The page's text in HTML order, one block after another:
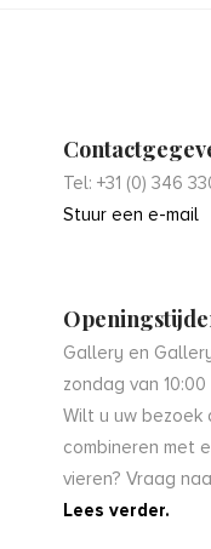
Tel: +31 (0) 346
Stuur een e-mail
Gallery en
zondag van
Wilt u uw
combineren met
vieren? Vraag
Lees verder.